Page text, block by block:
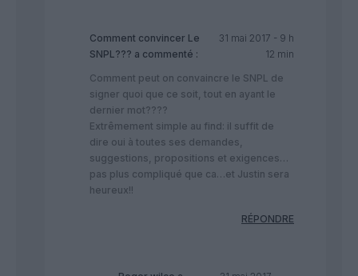
Comment convincer Le
SNPL??? a commenté :
31 mai 2017 - 9 h
12 min
Comment peut on convaincre le SNPL de
signer quoi que ce soit, tout en ayant le
dernier mot????
Extrêmement simple au find: il suffit de
dire oui à toutes ses demandes,
suggestions, propositions et exigences…
pas plus compliqué que ca…et Justin sera
heureux!!
RÉPONDRE